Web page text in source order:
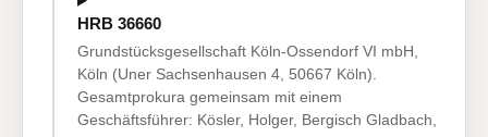
HRB 36660
Grundstücksgesellschaft Köln-Ossendorf VI mbH,
Köln (Uner Sachsenhausen 4, 50667 Köln).
Gesamtprokura gemeinsam mit einem
Geschäftsführer: Kösler, Holger, Bergisch Gladbach,